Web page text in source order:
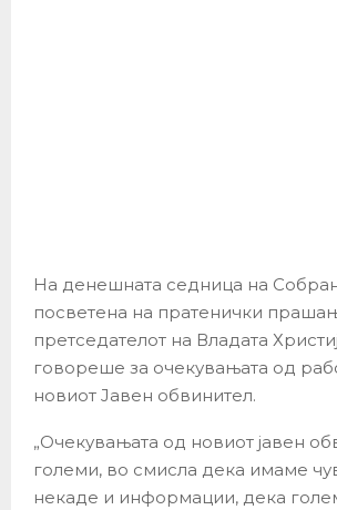
На денешната седница на
посветена на пратенички
претседателот на Владата
говореше за очекувањата од
новиот Јавен обвинител.
„Очекувањата од новиот јавен
големи, во смисла дека имаме
некаде и информации, дека